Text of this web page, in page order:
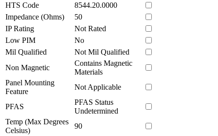
HTS Code
8544.20.0000
Impedance (Ohms)
50
IP Rating
Not Rated
Low PIM
No
Mil Qualified
Not Mil Qualified
Non Magnetic
Contains Magnetic
Materials
Panel Mounting
Feature
Not Applicable
PFAS
PFAS Status
Undetermined
Temp (Max Degrees
Celsius)
90